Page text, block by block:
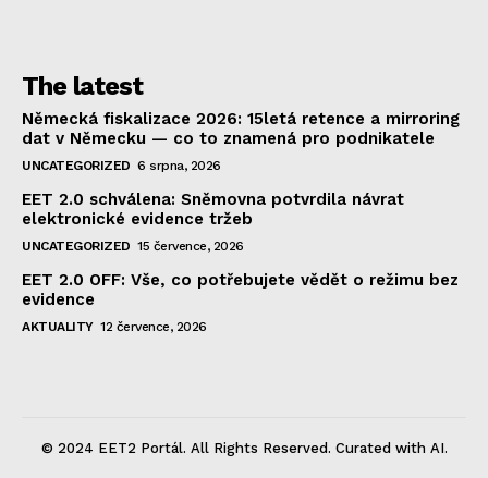
The latest
Německá fiskalizace 2026: 15letá retence a mirroring
dat v Německu — co to znamená pro podnikatele
UNCATEGORIZED 6 srpna, 2026
EET 2.0 schválena: Sněmovna potvrdila návrat
elektronické evidence tržeb
UNCATEGORIZED 15 července, 2026
EET 2.0 OFF: Vše, co potřebujete vědět o režimu bez
evidence
AKTUALITY 12 července, 2026
© 2024 EET2 Portál. All Rights Reserved. Curated with AI.